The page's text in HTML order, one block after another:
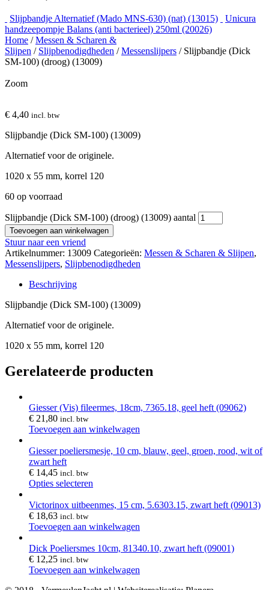
Slijpbandje Alternatief (Mado MNS-630) (nat) (13015)
Unicura
handzeepompje Balans (anti bacterieel) 250ml (20026)
Home /Messen & Scharen &
Slijpen / Slijpbenodigdheden /Messenslijpers / Slijpbandje (Dick
SM-100) (droog) (13009)
Zoom
€ 4,40 incl. btw
Slijpbandje (Dick SM-100) (13009)
Alternatief voor de originele.
1020 x 55 mm, korrel 120
60 op voorraad
Slijpbandje (Dick SM-100) (droog) (13009) aantal
Toevoegen aan winkelwagen
Stuur naar een vriend
Artikelnummer: 13009 Categorieën: Messen & Scharen & Slijpen,
Messenslijpers, Slijpbenodigdheden
Beschrijving
Slijpbandje (Dick SM-100) (13009)
Alternatief voor de originele.
1020 x 55 mm, korrel 120
Gerelateerde producten
Giesser (Vis) fileermes, 18cm, 7365.18, geel heft (09062)
€ 21,80 incl. btw
Toevoegen aan winkelwagen
Giesser poeliersmesje, 10 cm, blauw, geel, groen, rood, wit of
zwart heft
€ 14,45 incl. btw
Opties selecteren
Victorinox uitbeenmes, 15 cm, 5.6303.15, zwart heft (09013)
€ 18,63 incl. btw
Toevoegen aan winkelwagen
Dick Poeliersmes 10cm, 81340.10, zwart heft (09001)
€ 12,25 incl. btw
Toevoegen aan winkelwagen